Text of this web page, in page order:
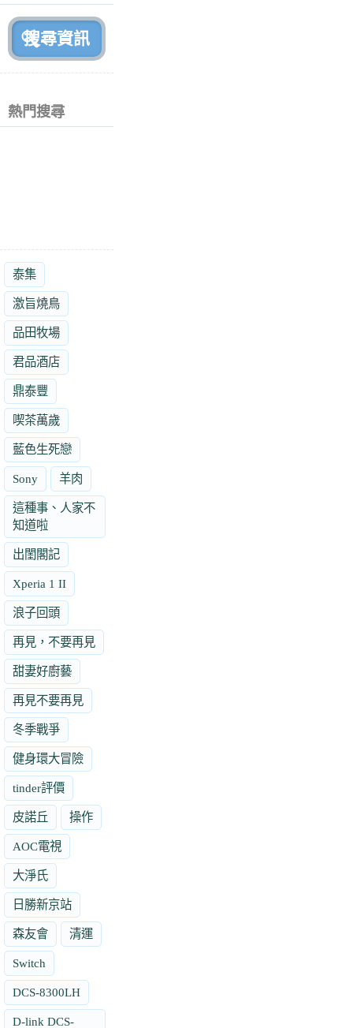
熱門搜尋
泰集
激旨燒鳥
品田牧場
君品酒店
鼎泰豐
喫茶萬歲
藍色生死戀
Sony 羊肉
這種事、人家不
知道啦
出閨閣記
Xperia 1 II
浪子回頭
再見，不要再見
甜妻好廚藝
再見不要再見
冬季戰爭
健身環大冒險
tinder評價
皮諾丘 操作
AOC電視
大淨氏
日勝新京站
森友會 清運
Switch
DCS-8300LH
D-link DCS-